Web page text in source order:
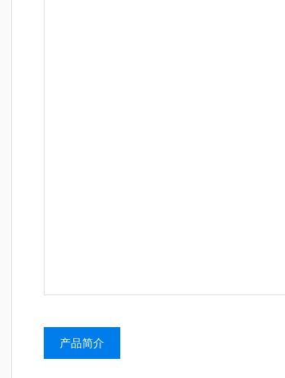
产品简介